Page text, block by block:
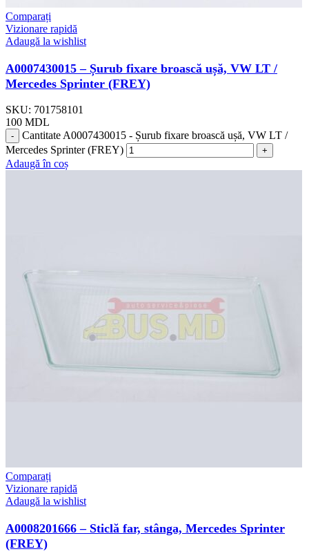
Comparați
Vizionare rapidă
Adaugă la wishlist
A0007430015 – Șurub fixare broască ușă, VW LT /
Mercedes Sprinter (FREY)
SKU: 701758101
100 MDL
Cantitate A0007430015 - Șurub fixare broască ușă, VW LT /
Mercedes Sprinter (FREY)
Adaugă în coș
Comparați
Vizionare rapidă
Adaugă la wishlist
A0008201666 – Sticlă far, stânga, Mercedes Sprinter
(FREY)